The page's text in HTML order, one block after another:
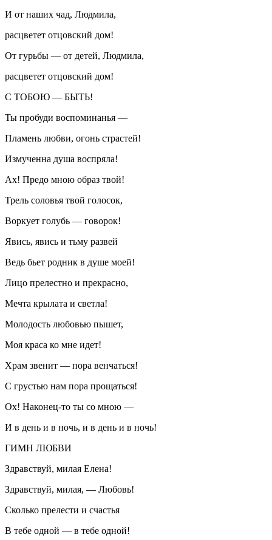
И от наших чад, Людмила,
расцветет отцовский дом!
От гурьбы — от детей, Людмила,
расцветет отцовский дом!
С ТОБОЮ — БЫТЬ!
Ты пробуди воспоминанья —
Пламень любви, огонь страстей!
Измученна душа воспряла!
Ах! Предо мною образ твой!
Трель соловья твой голосок,
Воркует голубь — говорок!
Явись, явись и тьму развей
Ведь бьет родник в душе моей!
Лицо прелестно и прекрасно,
Мечта крылата и светла!
Молодость любовью пышет,
Моя краса ко мне идет!
Храм звенит — пора венчаться!
С грустью нам пора прощаться!
Ох! Наконец-то ты со мною —
И в день и в ночь, и в день и в ночь!
ГИМН ЛЮБВИ
Здравствуй, милая Елена!
Здравствуй, милая, — Любовь!
Сколько прелести и счастья
В тебе одной — в тебе одной!